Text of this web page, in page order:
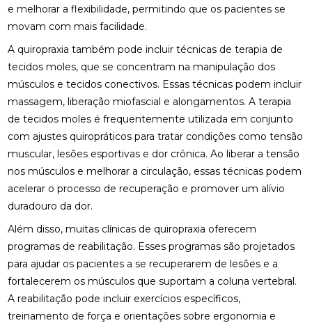
e melhorar a flexibilidade, permitindo que os pacientes se
movam com mais facilidade.
A quiropraxia também pode incluir técnicas de terapia de
tecidos moles, que se concentram na manipulação dos
músculos e tecidos conectivos. Essas técnicas podem incluir
massagem, liberação miofascial e alongamentos. A terapia
de tecidos moles é frequentemente utilizada em conjunto
com ajustes quiropráticos para tratar condições como tensão
muscular, lesões esportivas e dor crônica. Ao liberar a tensão
nos músculos e melhorar a circulação, essas técnicas podem
acelerar o processo de recuperação e promover um alívio
duradouro da dor.
Além disso, muitas clínicas de quiropraxia oferecem
programas de reabilitação. Esses programas são projetados
para ajudar os pacientes a se recuperarem de lesões e a
fortalecerem os músculos que suportam a coluna vertebral.
A reabilitação pode incluir exercícios específicos,
treinamento de força e orientações sobre ergonomia e
ENCONTRE QUIROPRAXIA PERTO DE VOCÊ
MELHORE A SAÚDE
ENCONTRE QUIROPRAXIA PERTO DE VOCÊ E
ENCONTRE QUIROPRAXIA PERTO DE VOCÊ PARA
ALÍVIO E BEM-ESTAR
SOBRE O TEMA
ESTRATÉGIAS PARA ALIVIAR O NEUROMA DE
FATORES QUE IMPACTAM O PREÇO DE PALMILHA
3D
MELHORAR SEU EQUILÍBRIO